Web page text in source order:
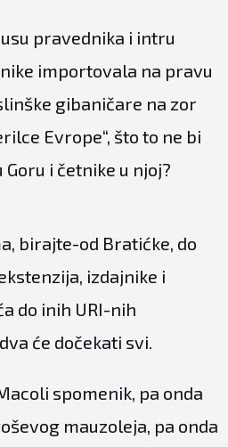
pravednika i intru
importovala na pravu
gibaničare na zor
Evrope“, što to ne bi
i četnike u njoj?
birajte-od Bratićke, do
izdajnike i
do inih URI-nih
će dočekati svi.
spomenik, pa onda
mauzoleja, pa onda